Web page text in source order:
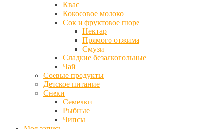
Квас
Кокосовое молоко
Сок и фруктовое пюре
Нектар
Прямого отжима
Смузи
Сладкие безалкогольные
Чай
Соевые продукты
Детское питание
Снеки
Семечки
Рыбные
Чипсы